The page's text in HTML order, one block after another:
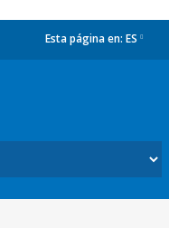
Esta página en: ES